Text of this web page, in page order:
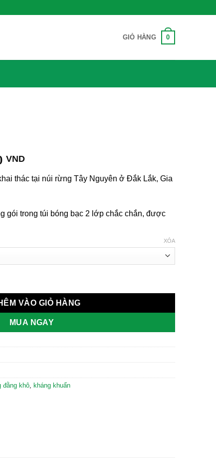
GIỎ HÀNG 0
VNDKhoảng
từ
đến
120,000 VND
thác tại núi rừng Tây Nguyên ở Đắk Lắk, Gia
gói trong túi bóng bạc 2 lớp chắc chắn, được
XÓA
VÀO GIỎ HÀNG
MUA NGAY
đằng khô, kháng khuẩn